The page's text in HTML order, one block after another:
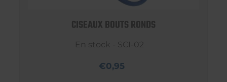
CISEAUX BOUTS RONDS
En stock - SCI-02
€0,95